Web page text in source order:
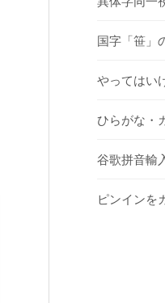
国字「笹」
やってはい
ひらがな・
谷歌拼音輸
ピンインを